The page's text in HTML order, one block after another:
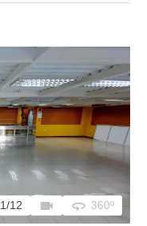
1/12 videocam 360 360º